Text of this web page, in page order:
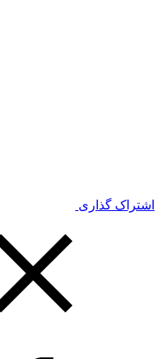
اشتراک گذاری